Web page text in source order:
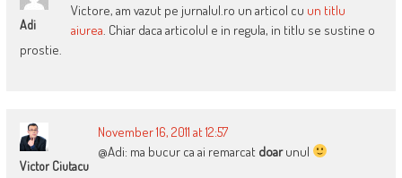
Adi
Victore, am vazut pe jurnalul.ro un articol cu un titlu
aiurea. Chiar daca articolul e in regula, in titlu se sustine o
prostie.
Victor Ciutacu
November 16, 2011 at 12:57
@Adi: ma bucur ca ai remarcat doarunul